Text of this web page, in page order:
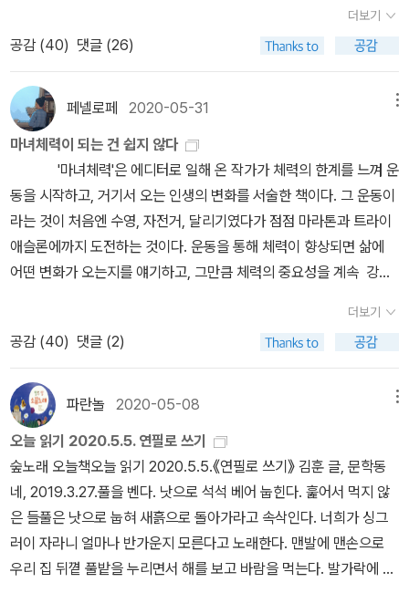
니다. 그런 현상에 우리가 매몰되어 있는 것이죠. 나는 이것이 가장 우
리 세대의 문제라고 생각하는 것이죠. 젊은 여러분들도 그 시대에 매
몰되어 있는 거죠.
던데, 아마도 밤새 일을 하고 아침에 술 한잔으로 피로를 푸는 노동자
들이 아니었나 싶다. 우리는 아침으로 갈치조림 2인분에 공기밥 3개
서는 자꾸 세로 방향으로만 올라가서 사진 올리는 것은 포기..... 식사
를 마치고 본격적으로 달리기 시작. 첫째 목표 지점인 대청호수에 도
착했다. 대청댐 인증센터에 가서 도장을 찍고 달려야 한다.신탄진역
에서 7km쯤 달리면 대청호수-언제나 나를 이곳저곳 데려다 주는 나
의 자전거~대청댐에서 인증 도장을 찍었다. 이제 본격적으로 출
발....!1박 2일 동안 내가 가야 할 길-5월의 눈부신 날씨.... 그러나 자
전거 타기에는 약간 덥다. 땡볕이다. 이곳은 세종시 가기 전....세종시
(세종보인증센터)에 도착해서 그동안 종주 완주한 구간 인증을 하기
혹 이렇게 국토종주 인증을 할 수 있는 곳이 있다. 세종보인증센터에
서 드디어! 그동안 완주한 곳 인증!나 이런 사람임.......! ㅋㅋㅋㅋㅋㅋ
아니, 근데 이 은메달(?) 받으니까 허벅지 통증이 싹 가시면서 뭔가
만면에 미소가 번지더라 ㅋㅋㅋㅋㅋ세종시에서 이제 다음 목표인 공
주시로 고고-자전거 국토종주를 하다 보면 우리나라 곳곳의 아름다
움을 새로이 발견하게 된다.캬- 이런 풍경을 내 두 발, 내 두 허벅지의
곳통과 함께 누리는....ㅋㅋㅋ드디어 공주시 도착공주 공산성 앞- 이
위에 올라가고 싶었으나, 가야 할 길도 아직 많고 어린이날이라 사람
이 바글바글해서 패스....공산성과 무령왕님......ㅋ공주에서 부여 구간
은 백제의 문화유적지가 곳곳에 있어 볼거리가 풍성한데, 금강 완주
를 목표로 한 나로서는 이 많은 유적지를 일단 패스해야 한다는 게 눈
가들 중에서는 요즘 가장 애정하는 작가는 황정은. 오랫만에 전작 읽
기에 도전하고 있다.출간 된 책이 그렇게 많지 않고 각 권당 분량이 그
렇게 길지 않은건 다행이랄까?전작 읽기가 어렵지 않은 작가다.새로
나오는 책들은 모두 읽었고, 예전에 나왔던 책들도 하나씩 챙겨서 읽
고 있다.아래 읽은 책들이 모두 좋았고, 아직 읽지 않은 책이 남아있어
서 행복한 작가이기도 하다.한권 한권 아껴가며 읽는다.황정은 작가
의 세상을 바라보는 시선, 짧게 끊어치는 문장들, 하나의 장면만으로
도 많은 감정과 얽히고 설킨 관계의 타래들을 보여주는 능력들 너무
좋다. 그외에 김연수, 김영하 작가들의 책은 오래
전부터 좋아해서 나오는 대로 꼭 챙겨서 읽는다.전작읽기에 도전하는
건 아니라서 오래 된 책들을 굳이 다 찾아 읽지는 않는다.김연수 작가
는 에세이를 더 좋아하고, 김영하작가는 소설을 더 좋아한다.이들의
책 중 가장 좋아하는 책들은 아 그리고 내 스스로
록 얘기하래도 할 수 있을 정도로 정말 정말 나랑 안맞다.안맞는 정도
가 아니라 죽도록 싫다.그럼에도 김훈작가는 꼭꼭 챙겨서 읽는다.그
의 문장을 쓰는 방식이 너무 좋다.문학이 얼마나 예리하게 벼려질 수
있는지, 문장이 어떻게 칼이 될 수 있는지 섬뜩할 정도로 보여준다.김
훈작가의 책을 읽을 때면 언어의 힘에 전율한다.생각이 그렇게 다른
데도 읽게 만드는 게 김훈작가의 힘인듯도 하다.특히 에세이 <자전거
여행>의 글들은 한국어가 얼마나 아름다울 수 있는지 극치를 보여준
다고 생각한다.아 최근에 나온 <달 너머로 달리는 말>은 솔직히 별로
더보기
공감 (40) 댓글 (26)
페넬로페 2020-05-31
마녀체력이 되는 건 쉽지 않다
'마녀체력'은 에디터로 일해 온 작가가 체력의 한계를 느껴 운
동을 시작하고, 거기서 오는 인생의 변화를 서술한 책이다. 그 운동이
라는 것이 처음엔 수영, 자전거, 달리기였다가 점점 마라톤과 트라이
애슬론에까지 도전하는 것이다. 운동을 통해 체력이 향상되면 삶에
어떤 변화가 오는지를 얘기하고, 그만큼 체력의 중요성을 계속 강조
트에서의 책소개, '인생학교'의 선생님등으로 삶의 지평을 한층 더 넓
혀 나가는 자신의 얘기가 담겨있다. 우연히 '세바시' 에서 이 분의 강
연을 들은 적이 있다. 평생 책만드는 일을 하는 사람으로써 트라이애
슬론에까지 도전하는 모습이 대단해 보였다. 나 역시 전에는 완전 저
질체력의 소유자였다. 더군다나 운동을 너무 싫어했다. 체력이 약하
다보니 항상 피곤하고 그럴때마다 잠을 자는 스타일이었다. 늦은 나
이에-지금은 전혀 그렇지 않지만 그땐 늦었다- 출산을 하고 아이를
키우다보니 아이를 위해서라도 내가 건강해야겠다는 생각을 했다. 고
혈압이나 당뇨병같은 지병이 없기도 바랬기에 운동을 시작했다. 에어
로빅, 수영, 요가, 필라테스를 잠깐씩 거치고 지금은 계속 헬스클럽에
다닌다. 헬스클럽은 6개월이나 1년을 등록하면 회비가 저렴해지기
더보기
공감 (40) 댓글 (2)
파란놀 2020-05-08
오늘 읽기 2020.5.5. 연필로 쓰기
숲노래 오늘책오늘 읽기 2020.5.5.《연필로 쓰기》 김훈 글, 문학동
네, 2019.3.27.풀을 벤다. 낫으로 석석 베어 눕힌다. 훑어서 먹지 않
은 들풀은 낫으로 눕혀 새흙으로 돌아가라고 속삭인다. 너희가 싱그
러이 자라니 얼마나 반가운지 모른다고 노래한다. 맨발에 맨손으로
우리 집 뒤꼍 풀밭을 누리면서 해를 보고 바람을 먹는다. 발가락에 닿